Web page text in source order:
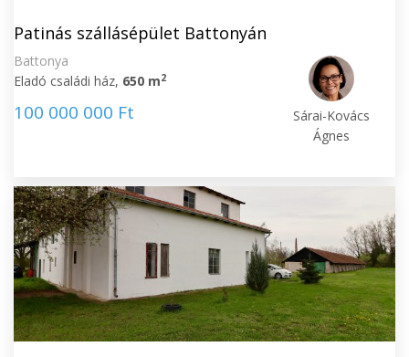
Patinás szállásépület Battonyán
Battonya
Eladó családi ház, 650 m2
100 000 000 Ft
Sárai-Kovács
Ágnes